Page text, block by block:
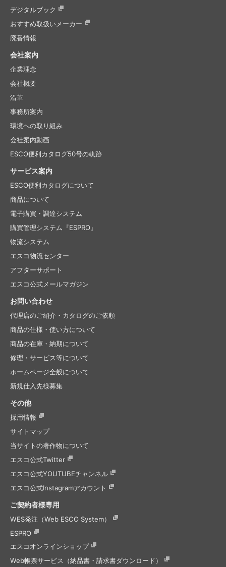
デジタルブック
おすすめ取扱いメーカー
廃番情報
会社案内
企業理念
会社概要
沿革
事務所案内
環境への取り組み
会社案内動画
ESCO便利カタログ50号の軌跡
サービス案内
ESCO便利カタログについて
商品について
電子購買・調達システム
購買管理システム『ESPRO』
物流システム
エスコ物流センター
アフターサポート
エスコ公式メールマガジン
お問い合わせ
代理店のご紹介・ カタログのご依頼
商品の仕様・使い方について
商品の在庫・納期について
修理・サービス等について
ホームページ全般について
新規仕入先様募集
その他
採用情報
サイトマップ
当サイトの著作物について
エスコ公式Twitter
エスコ公式YOUTUBEチャンネル
エスコ公式Instagramアカウント
ご契約者様専用
WES発注（Web ESCO System）
ESPRO
エスコオンラインショップ
Web帳票サービス（納品書・請求書ダウンロード）